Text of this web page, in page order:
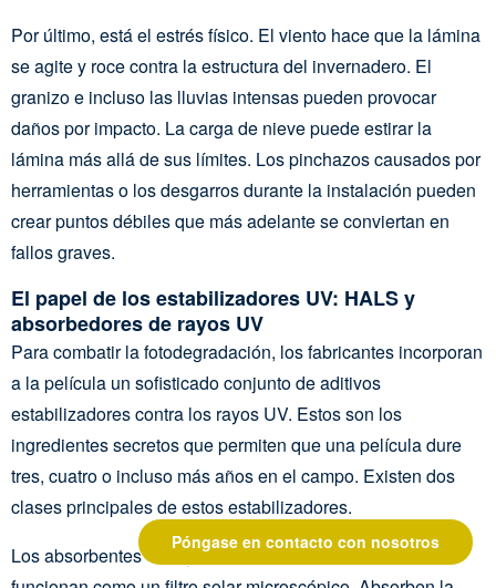
Por último, está el estrés físico. El viento hace que la lámina
se agite y roce contra la estructura del invernadero. El
granizo e incluso las lluvias intensas pueden provocar
daños por impacto. La carga de nieve puede estirar la
lámina más allá de sus límites. Los pinchazos causados por
herramientas o los desgarros durante la instalación pueden
crear puntos débiles que más adelante se conviertan en
fallos graves.
El papel de los estabilizadores UV: HALS y
absorbedores de rayos UV
Para combatir la fotodegradación, los fabricantes incorporan
a la película un sofisticado conjunto de aditivos
estabilizadores contra los rayos UV. Estos son los
ingredientes secretos que permiten que una película dure
tres, cuatro o incluso más años en el campo. Existen dos
clases principales de estos estabilizadores.
Los absorbentes de rayos UV, como las benzofenonas,
Póngase en contacto con nosotros